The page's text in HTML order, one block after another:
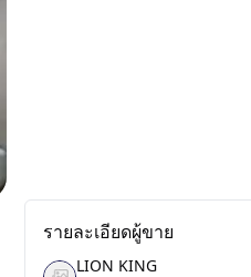
รายละเอียดผู้ขาย
LION KING